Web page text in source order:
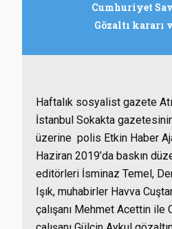
Cumhuriyet
Gözaltı kararı
Haftalık sosyalist gazete
İstanbul Sokakta
üzerine polis Etkin Haber
Haziran 2019’da baskın
editörleri İsminaz Temel,
Işık, muhabirler Havva
çalışanı Mehmet Acettin ile